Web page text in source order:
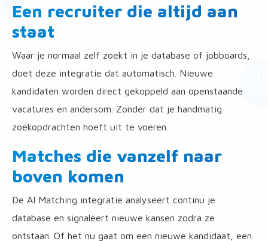
Een recruiter die altijd aan
staat
Waar je normaal zelf zoekt in je database of jobboards,
doet deze integratie dat automatisch. Nieuwe
kandidaten worden direct gekoppeld aan openstaande
vacatures en andersom. Zonder dat je handmatig
zoekopdrachten hoeft uit te voeren.
Matches die vanzelf naar
boven komen
De AI Matching integratie analyseert continu je
database en signaleert nieuwe kansen zodra ze
ontstaan. Of het nu gaat om een nieuwe kandidaat, een